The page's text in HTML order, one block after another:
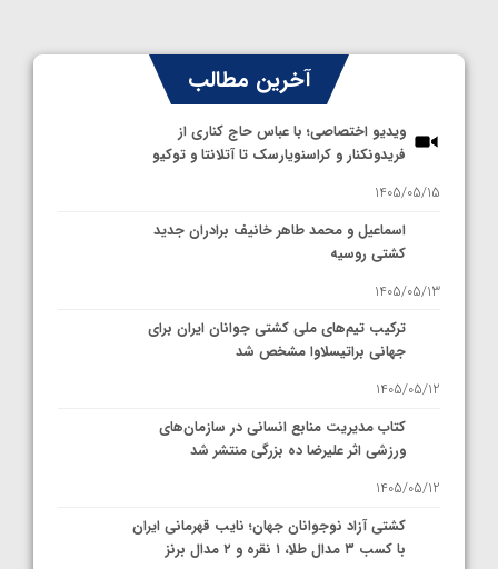
آخرین مطالب
ویدیو اختصاصی؛ با عباس حاج کناری از
فریدونکنار و کراسنویارسک تا آتلانتا و توکیو
1405/05/15
اسماعیل و محمد طاهر خانیف برادران جدید
کشتی روسیه
1405/05/13
ترکیب تیم‌های ملی کشتی جوانان ایران برای
جهانی براتیسلاوا مشخص شد
1405/05/12
کتاب مدیریت منابع انسانی در سازمان‌های
ورزشی اثر علیرضا ده بزرگی منتشر شد
1405/05/12
کشتی آزاد نوجوانان جهان؛ نایب قهرمانی ایران
با کسب ۳ مدال طلا، ۱ نقره و ۲ مدال برنز